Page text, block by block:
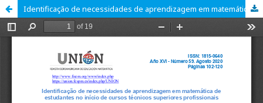
Identificação de necessidades de aprendizagem em matemática de estudantes no início de cursos técnicos superiores profissionais